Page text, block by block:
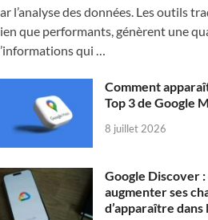
l’analyse des données. Les outils
que performants, génèrent une
qui …
Comment
Top 3 de Google
8 juillet 2026
Google Discover
augmenter ses
d’apparaître dans